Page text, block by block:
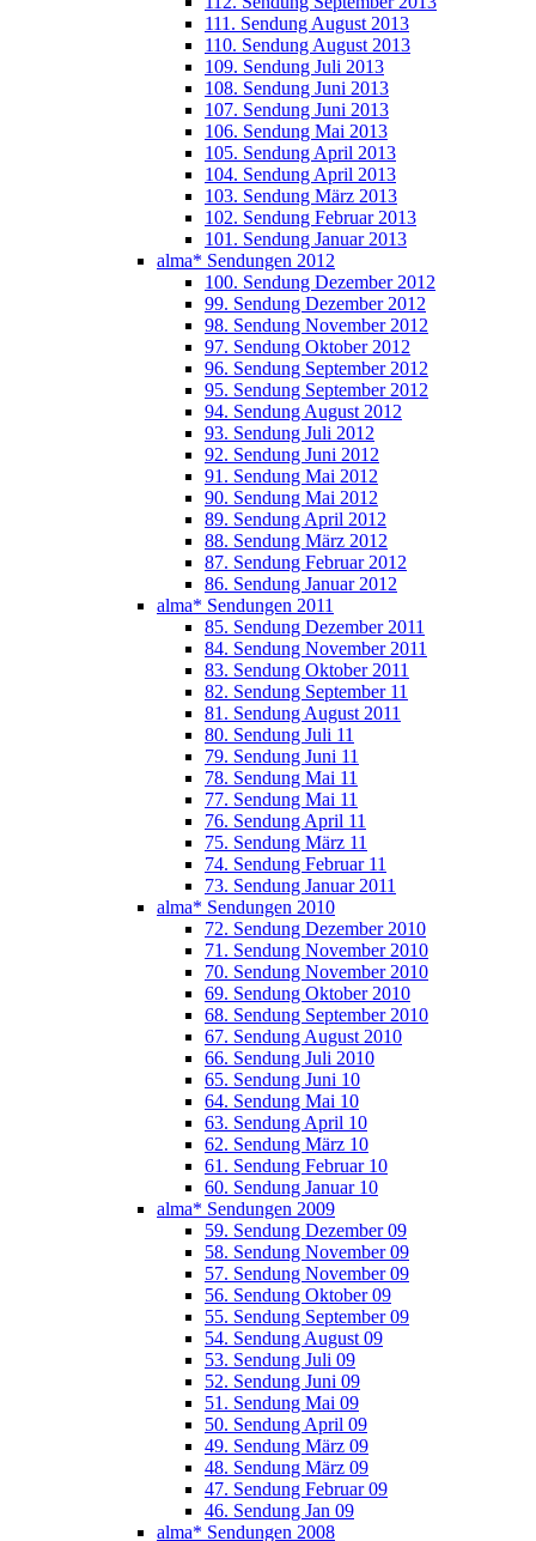
111. Sendung August 2013
110. Sendung August 2013
109. Sendung Juli 2013
108. Sendung Juni 2013
107. Sendung Juni 2013
106. Sendung Mai 2013
105. Sendung April 2013
104. Sendung April 2013
103. Sendung März 2013
102. Sendung Februar 2013
101. Sendung Januar 2013
alma* Sendungen 2012
100. Sendung Dezember 2012
99. Sendung Dezember 2012
98. Sendung November 2012
97. Sendung Oktober 2012
96. Sendung September 2012
95. Sendung September 2012
94. Sendung August 2012
93. Sendung Juli 2012
92. Sendung Juni 2012
91. Sendung Mai 2012
90. Sendung Mai 2012
89. Sendung April 2012
88. Sendung März 2012
87. Sendung Februar 2012
86. Sendung Januar 2012
alma* Sendungen 2011
85. Sendung Dezember 2011
84. Sendung November 2011
83. Sendung Oktober 2011
82. Sendung September 11
81. Sendung August 2011
80. Sendung Juli 11
79. Sendung Juni 11
78. Sendung Mai 11
77. Sendung Mai 11
76. Sendung April 11
75. Sendung März 11
74. Sendung Februar 11
73. Sendung Januar 2011
alma* Sendungen 2010
72. Sendung Dezember 2010
71. Sendung November 2010
70. Sendung November 2010
69. Sendung Oktober 2010
68. Sendung September 2010
67. Sendung August 2010
66. Sendung Juli 2010
65. Sendung Juni 10
64. Sendung Mai 10
63. Sendung April 10
62. Sendung März 10
61. Sendung Februar 10
60. Sendung Januar 10
alma* Sendungen 2009
59. Sendung Dezember 09
58. Sendung November 09
57. Sendung November 09
56. Sendung Oktober 09
55. Sendung September 09
54. Sendung August 09
53. Sendung Juli 09
52. Sendung Juni 09
51. Sendung Mai 09
50. Sendung April 09
49. Sendung März 09
48. Sendung März 09
47. Sendung Februar 09
46. Sendung Jan 09
alma* Sendungen 2008